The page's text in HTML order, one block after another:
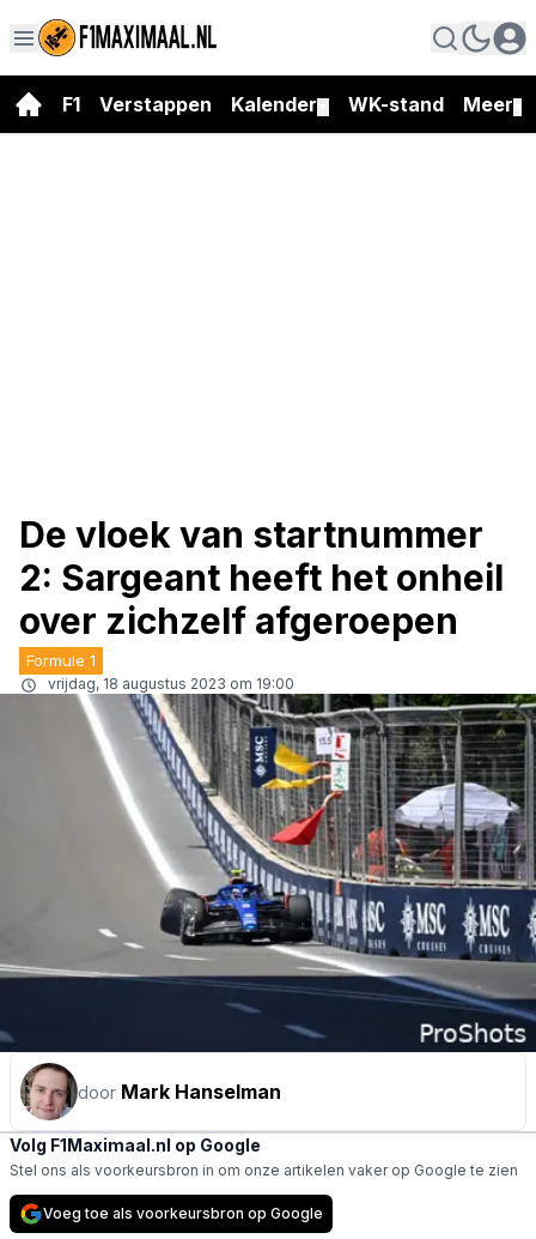
F1 Verstappen Kalender WK-stand Meer
De vloek van startnummer
2: Sargeant heeft het onheil
over zichzelf afgeroepen
Formule 1
vrijdag, 18 augustus 2023 om 19:00
door Mark Hanselman
Volg F1Maximaal.nl op Google
Stel ons als voorkeursbron in om onze artikelen vaker op Google te zien
Voeg toe als voorkeursbron op Google